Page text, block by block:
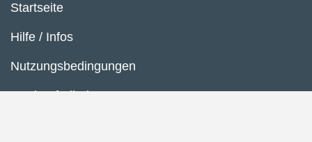
Startseite
Hilfe / Infos
Nutzungsbedingungen
Barrierefreiheit